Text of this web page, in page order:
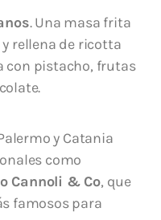
. Una masa frita
rellena de ricotta
con pistacho, frutas
y Catania
como
Cannoli & Co, que
famosos para